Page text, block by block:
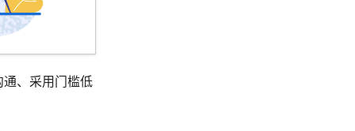
通、采用门槛低